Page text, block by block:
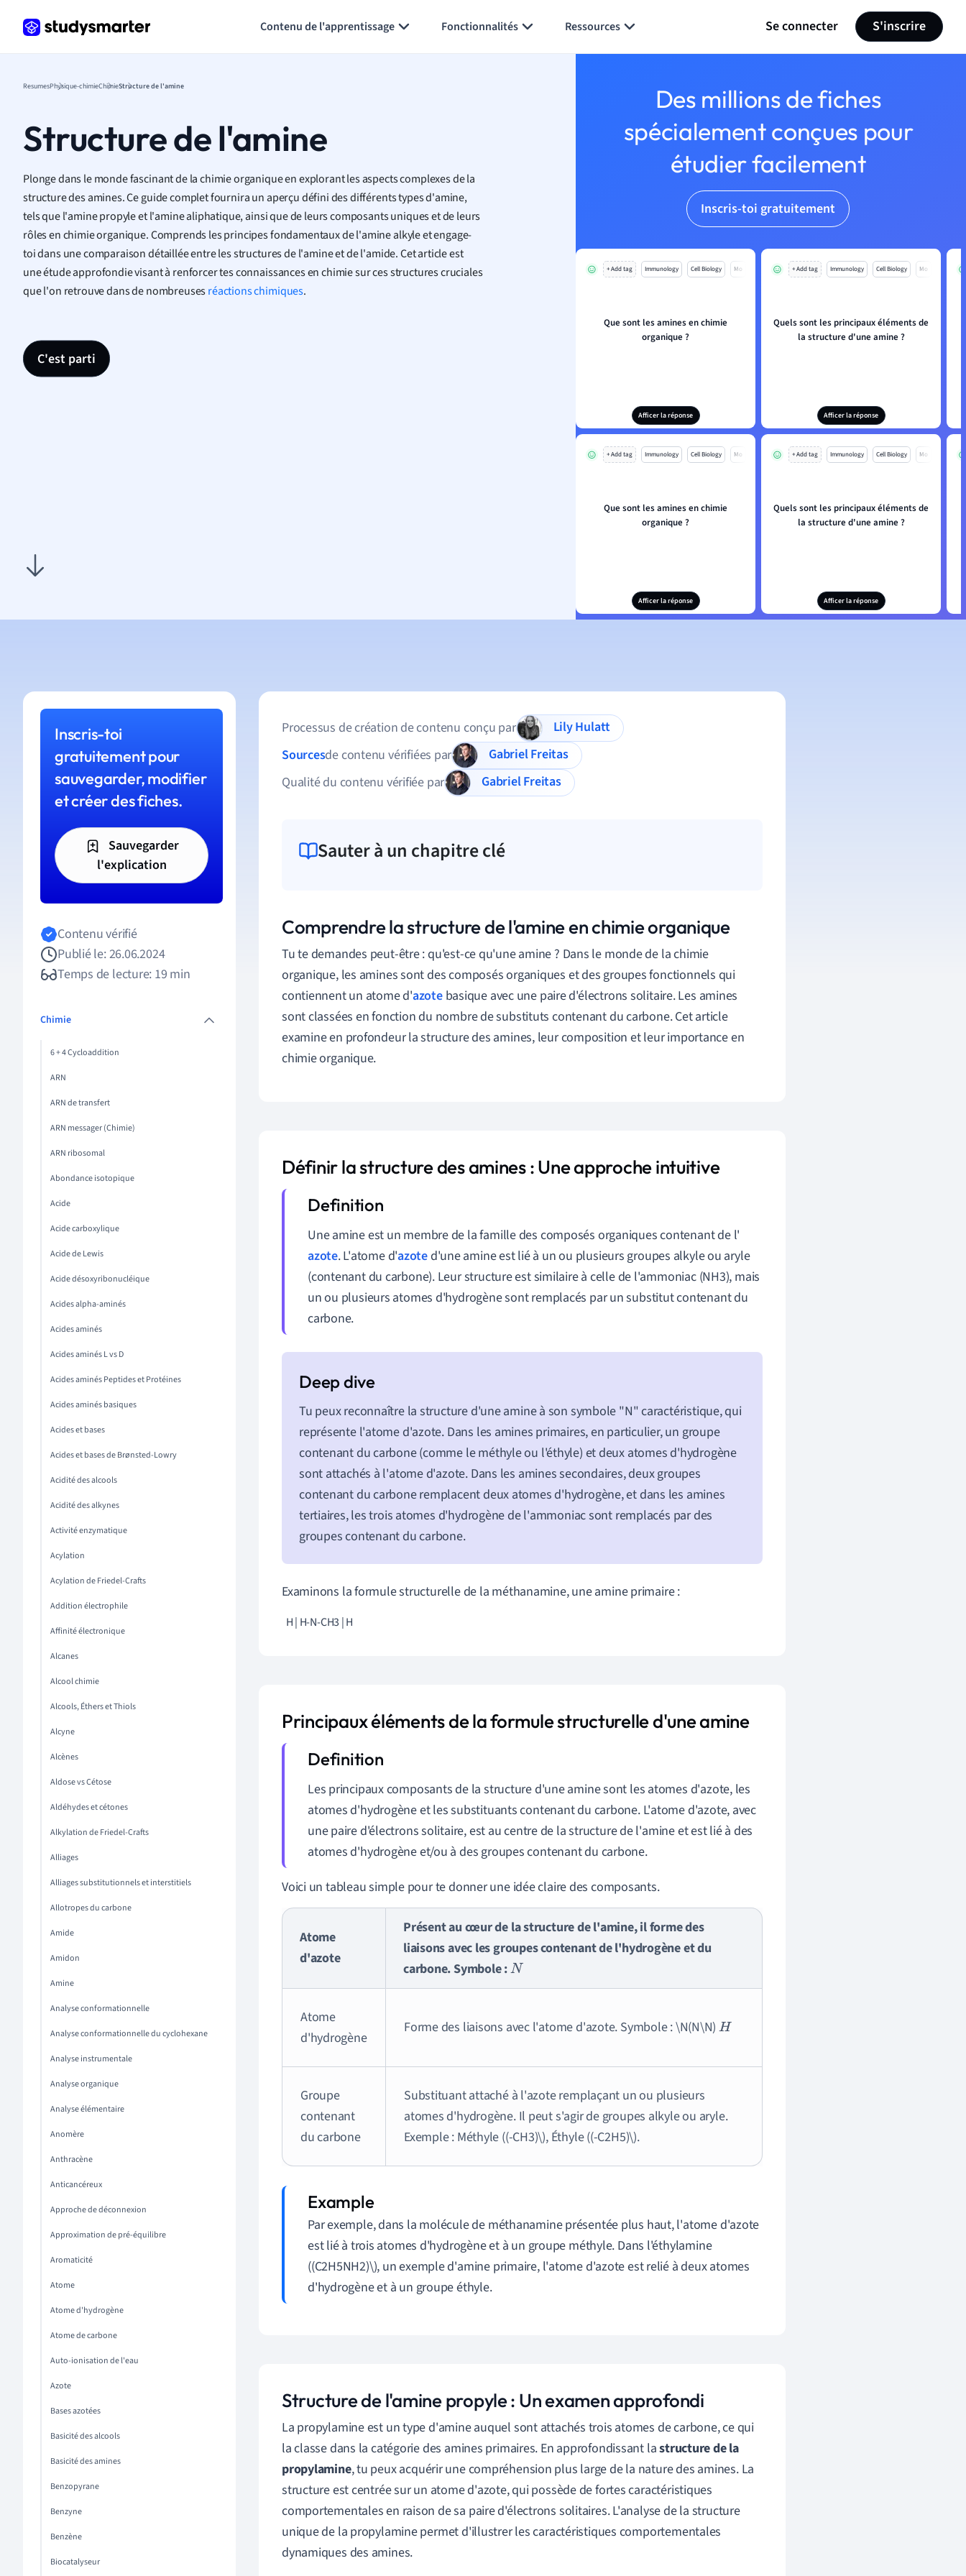
Contenu de l'apprentissage Fonctionnalités Ressources Se connecter S'inscrire
ResumesPhysique-chimieChimieStructure de l'amine
Structure de l'amine
Plonge dans le monde fascinant de la chimie organique en explorant les aspects complexes de la
structure des amines. Ce guide complet fournira un aperçu défini des différents types d'amine,
tels que l'amine propyle et l'amine aliphatique, ainsi que de leurs composants uniques et de leurs
rôles en chimie organique. Comprends les principes fondamentaux de l'amine alkyle et engage-
toi dans une comparaison détaillée entre les structures de l'amine et de l'amide. Cet article est
une étude approfondie visant à renforcer tes connaissances en chimie sur ces structures cruciales
que l'on retrouve dans de nombreusesréactions chimiques.
C'est parti
Des millions de fiches
spécialement conçues pour
étudier facilement
Inscris-toi gratuitement
+ Add tag Immunology Cell Biology Mo
Que sont les amines en chimie
organique ?
Afficer la réponse
+ Add tag Immunology Cell Biology Mo
Quels sont les principaux éléments de
la structure d'une amine ?
Afficer la réponse
+ Add tag Immunology Cell Biology Mo
Que sont les amines en chimie
organique ?
Afficer la réponse
+ Add tag Immunology Cell Biology Mo
Quels sont les principaux éléments de
la structure d'une amine ?
Afficer la réponse
Inscris-toi
gratuitement pour
sauvegarder, modifier
et créer des fiches.
Sauvegarder
l'explication
Contenu vérifié
Publié le: 26.06.2024
Temps de lecture: 19 min
Chimie
6 + 4 Cycloaddition
ARN
ARN de transfert
ARN messager (Chimie)
ARN ribosomal
Abondance isotopique
Acide
Acide carboxylique
Acide de Lewis
Acide désoxyribonucléique
Acides alpha-aminés
Acides aminés
Acides aminés L vs D
Acides aminés Peptides et Protéines
Acides aminés basiques
Acides et bases
Acides et bases de Brønsted-Lowry
Acidité des alcools
Acidité des alkynes
Activité enzymatique
Acylation
Acylation de Friedel-Crafts
Addition électrophile
Affinité électronique
Alcanes
Alcool chimie
Alcools, Éthers et Thiols
Alcyne
Alcènes
Aldose vs Cétose
Aldéhydes et cétones
Alkylation de Friedel-Crafts
Alliages
Alliages substitutionnels et interstitiels
Allotropes du carbone
Amide
Amidon
Amine
Analyse conformationnelle
Analyse conformationnelle du cyclohexane
Analyse instrumentale
Analyse organique
Analyse élémentaire
Anomère
Anthracène
Anticancéreux
Approche de déconnexion
Approximation de pré-équilibre
Aromaticité
Atome
Atome d'hydrogène
Atome de carbone
Auto-ionisation de l'eau
Azote
Bases azotées
Basicité des alcools
Basicité des amines
Benzopyrane
Benzyne
Benzène
Biocatalyseur
Processus de création de contenu conçu par
Lily Hulatt
Sourcesde contenu vérifiées par
Gabriel Freitas
Qualité du contenu vérifiée par
Gabriel Freitas
Sauter à un chapitre clé
Comprendre la structure de l'amine en chimie organique
Tu te demandes peut-être : qu'est-ce qu'une amine ? Dans le monde de la chimie
organique, les amines sont des composés organiques et des groupes fonctionnels qui
contiennent un atome d'azotebasique avec une paire d'électrons solitaire. Les amines
sont classées en fonction du nombre de substituts contenant du carbone. Cet article
examine en profondeur la structure des amines, leur composition et leur importance en
chimie organique.
Définir la structure des amines : Une approche intuitive
Une amine est un membre de la famille des composés organiques contenant de l'
azote. L'atome d'azoted'une amine est lié à un ou plusieurs groupes alkyle ou aryle
(contenant du carbone). Leur structure est similaire à celle de l'ammoniac (NH3), mais
un ou plusieurs atomes d'hydrogène sont remplacés par un substitut contenant du
carbone.
Tu peux reconnaître la structure d'une amine à son symbole "N" caractéristique, qui
représente l'atome d'azote. Dans les amines primaires, en particulier, un groupe
contenant du carbone (comme le méthyle ou l'éthyle) et deux atomes d'hydrogène
sont attachés à l'atome d'azote. Dans les amines secondaires, deux groupes
contenant du carbone remplacent deux atomes d'hydrogène, et dans les amines
tertiaires, les trois atomes d'hydrogène de l'ammoniac sont remplacés par des
groupes contenant du carbone.
Examinons la formule structurelle de la méthanamine, une amine primaire :
  H | H-N-CH3 | H
Principaux éléments de la formule structurelle d'une amine
Les principaux composants de la structure d'une amine sont les atomes d'azote, les
atomes d'hydrogène et les substituants contenant du carbone. L'atome d'azote, avec
une paire d'électrons solitaire, est au centre de la structure de l'amine et est lié à des
atomes d'hydrogène et/ou à des groupes contenant du carbone.
Voici un tableau simple pour te donner une idée claire des composants.
Atome
d'azote
Présent au cœur de la structure de l'amine, il forme des
liaisons avec les groupes contenant de l'hydrogène et du
carbone. Symbole :N
Atome
d'hydrogène
Forme des liaisons avec l'atome d'azote. Symbole : \N(N\N)H
Groupe
contenant
du carbone
Substituant attaché à l'azote remplaçant un ou plusieurs
atomes d'hydrogène. Il peut s'agir de groupes alkyle ou aryle.
Exemple : Méthyle ((-CH3)\), Éthyle ((-C2H5)\).
Par exemple, dans la molécule de méthanamine présentée plus haut, l'atome d'azote
est lié à trois atomes d'hydrogène et à un groupe méthyle. Dans l'éthylamine
((C2H5NH2)\), un exemple d'amine primaire, l'atome d'azote est relié à deux atomes
d'hydrogène et à un groupe éthyle.
Structure de l'amine propyle : Un examen approfondi
La propylamine est un type d'amine auquel sont attachés trois atomes de carbone, ce qui
la classe dans la catégorie des amines primaires. En approfondissant lastructure de la
propylamine, tu peux acquérir une compréhension plus large de la nature des amines. La
structure est centrée sur un atome d'azote, qui possède de fortes caractéristiques
comportementales en raison de sa paire d'électrons solitaires. L'analyse de la structure
unique de la propylamine permet d'illustrer les caractéristiques comportementales
dynamiques des amines.